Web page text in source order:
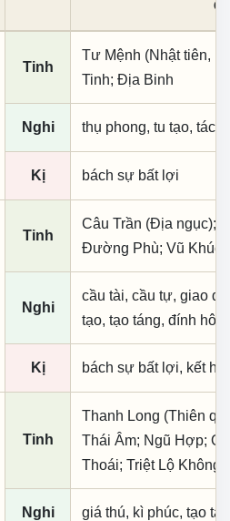
Tinh
Tư Mệnh (Nhật tiên,
Tinh; Địa Binh
Nghi thụ phong, tu tạo, tác
Kị bách sự bất lợi
Tinh
Câu Trần (Địa ngục);
Đường Phù; Vũ Khúc;
Nghi
cầu tài, cầu tự, giao
tạo, tạo táng, đính hôn
Kị bách sự bất lợi, kết
Tinh
Thanh Long (Thiên
Thái Âm; Ngũ Hợp;
Thoái; Triệt Lộ Không
Nghi giá thú, kì phúc, tạo